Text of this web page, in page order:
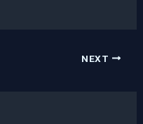
NEXT